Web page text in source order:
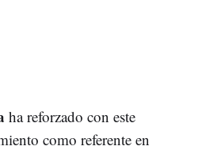
ha reforzado con este
como referente en